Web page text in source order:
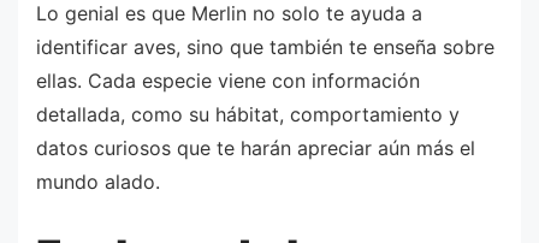
Lo genial es que Merlin no solo te ayuda a
identificar aves, sino que también te enseña sobre
ellas. Cada especie viene con información
detallada, como su hábitat, comportamiento y
datos curiosos que te harán apreciar aún más el
mundo alado.